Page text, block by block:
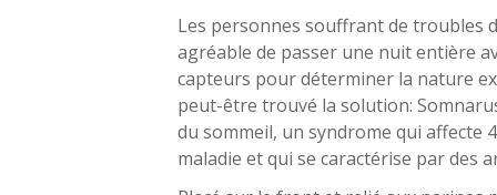
Les personnes souffrant de troubles
agréable de passer une nuit entière
capteurs pour déterminer la nature
peut-être trouvé la solution:
du sommeil, un syndrome qui affecte
maladie et qui se caractérise par des